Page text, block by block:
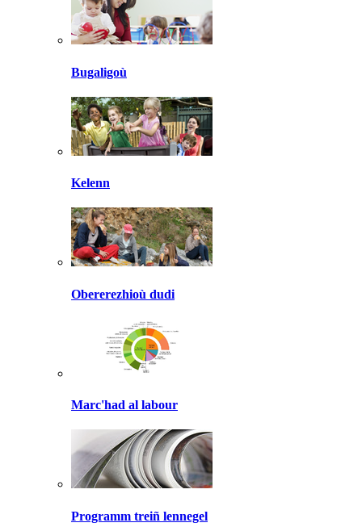
Bugaligoù
Kelenn
Obererezhioù dudi
Marc'had al labour
Programm treiñ lennegel